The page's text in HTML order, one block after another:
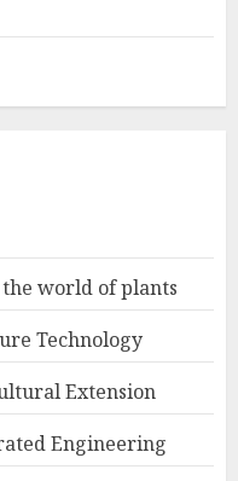
world of plants
Technology
Extension
Engineering